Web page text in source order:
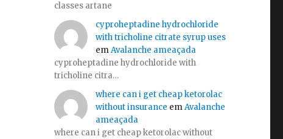
classes artane
cyproheptadine hydrochloride
with tricholine citrate syrup uses
emAvalanche ameaçada
cyproheptadine hydrochloride with
tricholine citra…
where can i get cheap ketorolac
without insurance emAvalanche
ameaçada
where can i get cheap ketorolac without